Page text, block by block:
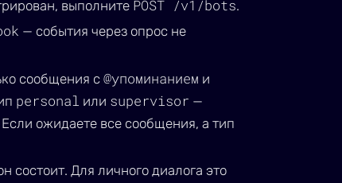
выполните POST /v1/bots.
— события через опрос не
сообщения с@упоминанием и
personal или supervisor —
ожидаете все сообщения, а тип
состоит. Для личного диалога это